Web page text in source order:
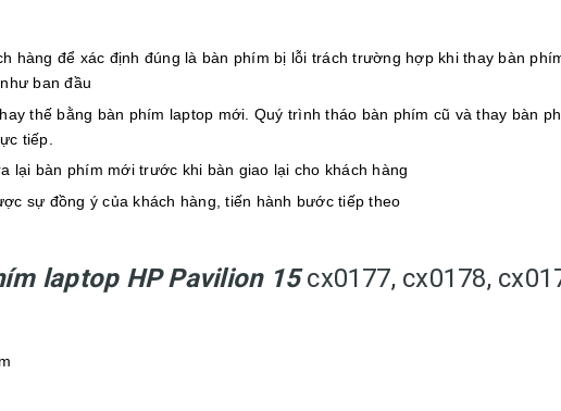
hàng để xác định đúng là bàn phím bị lỗi trách trường hợp khi thay bàn
ban đầu
thế bằng bàn phím laptop mới. Quý trình tháo bàn phím cũ và thay bàn
tiếp.
lại bàn phím mới trước khi bàn giao lại cho khách hàng
sự đồng ý của khách hàng, tiến hành bước tiếp theo
laptop HP Pavilion 15cx0177, cx0178,